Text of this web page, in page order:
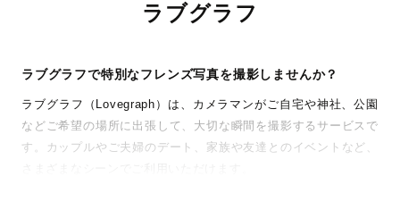
ラブグラフ
ラブグラフで特別なフレンズ写真を撮影しませんか？
ラブグラフ（Lovegraph）は、カメラマンがご自宅や神社、公園
などご希望の場所に出張して、大切な瞬間を撮影するサービスで
す。カップルやご夫婦のデート、家族や友達とのイベントなど、